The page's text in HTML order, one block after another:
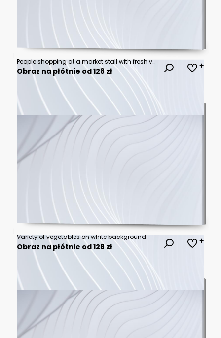
People shopping at a market stall with fresh vegetables and fruits, including tomatoes, carrots, and potatoes, in a bustling outdoor setting.
Obraz na płótnie od 128 zł
Variety of vegetables on white background
Obraz na płótnie od 128 zł